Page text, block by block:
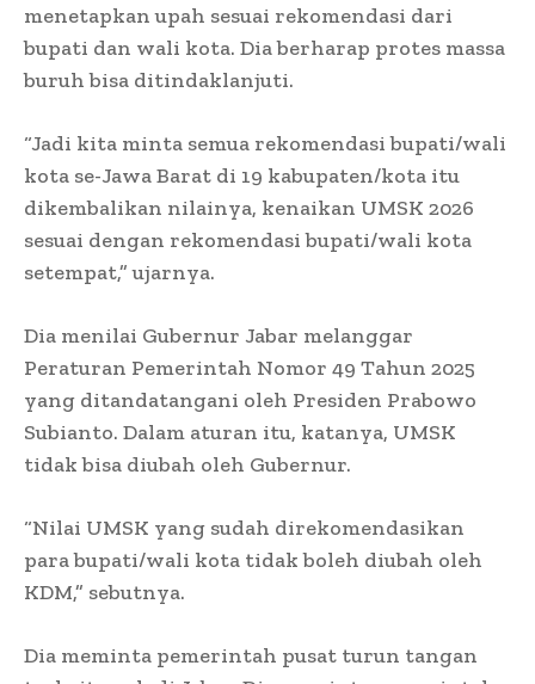
menetapkan upah sesuai rekomendasi dari
bupati dan wali kota. Dia berharap protes massa
buruh bisa ditindaklanjuti.
“Jadi kita minta semua rekomendasi bupati/wali
kota se-Jawa Barat di 19 kabupaten/kota itu
dikembalikan nilainya, kenaikan UMSK 2026
sesuai dengan rekomendasi bupati/wali kota
setempat,” ujarnya.
Dia menilai Gubernur Jabar melanggar
Peraturan Pemerintah Nomor 49 Tahun 2025
yang ditandatangani oleh Presiden Prabowo
Subianto. Dalam aturan itu, katanya, UMSK
tidak bisa diubah oleh Gubernur.
“Nilai UMSK yang sudah direkomendasikan
para bupati/wali kota tidak boleh diubah oleh
KDM,” sebutnya.
Dia meminta pemerintah pusat turun tangan